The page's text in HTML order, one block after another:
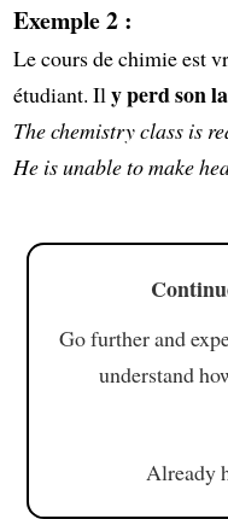
Exemple 2 :
Le cours de chimie est
étudiant. Il y perd son
The chemistry class is
He is unable to make
Go further and
understand
Already